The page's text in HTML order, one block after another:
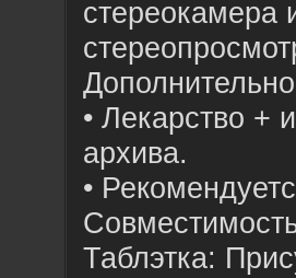
стереокамера
• Лекарство +
архива.
•
Таблэтка: